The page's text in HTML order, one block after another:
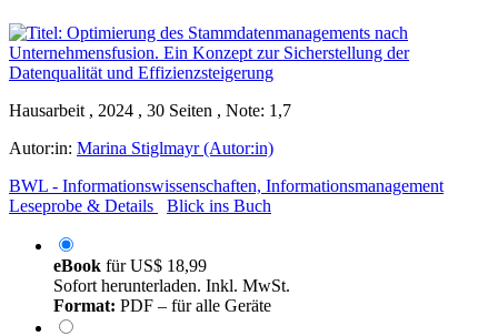
Hausarbeit , 2024 , 30 Seiten , Note: 1,7
Autor:in: Marina Stiglmayr (Autor:in)
BWL - Informationswissenschaften, Informationsmanagement
Leseprobe & Details
Blick ins Buch
eBook fürUS$ 18,99
Sofort herunterladen. Inkl. MwSt.
Format: PDF – für alle Geräte